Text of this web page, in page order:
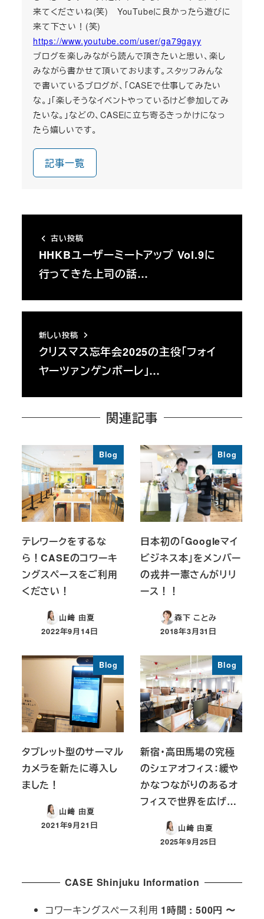
来てくださいね(笑) YouTubeに良かったら遊びに
来て下さい！(笑)
https://www.youtube.com/user/ga79gayy
ブログを楽しみながら読んで頂きたいと思い、楽し
みながら書かせて頂いております。スタッフみんな
で書いているブログが、「CASEで仕事してみたい
な。」「楽しそうなイベントやっているけど参加してみ
たいな。」などの、CASEに立ち寄るきっかけになっ
たら嬉しいです。
記事一覧
古い投稿
HHKBユーザーミートアップ Vol.9に
行ってきた上司の話…
新しい投稿
クリスマス忘年会2025の主役「フォイ
ヤーツァンゲンボーレ」…
関連記事
Blog
テレワークをするな
ら！CASEのコワーキ
ングスペースをご利用
ください！
山﨑 由夏
投稿日
2022年9月14日
Blog
日本初の「Googleマイ
ビジネス本」をメンバー
の戎井一憲さんがリリ
ース！！
森下 ことみ
投稿日
2018年3月31日
Blog
タブレット型のサーマル
カメラを新たに導入し
ました！
山﨑 由夏
投稿日
2021年9月21日
Blog
新宿・高田馬場の究極
のシェアオフィス：緩や
かなつながりのあるオ
フィスで世界を広げ…
山﨑 由夏
投稿日
2025年9月25日
CASE Shinjuku Information
コワーキングスペース利用 1時間 : 500円 〜